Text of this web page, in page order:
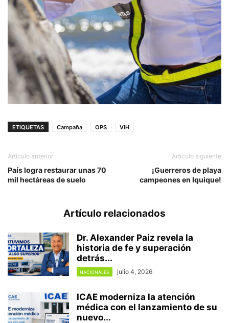
ETIQUETAS Campaña OPS VIH
Artículo anterior
País logra restaurar unas 70
mil hectáreas de suelo
Artículo siguiente
¡Guerreros de playa
campeones en Iquique!
Artículo relacionados
Dr. Alexander Paiz revela la
historia de fe y superación
detrás...
NACIONALES julio 4, 2026
ICAE moderniza la atención
médica con el lanzamiento de su
nuevo...